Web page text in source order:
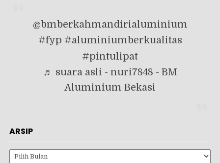
@bmberkahmandirialuminium
#fyp #aluminiumberkualitas
#pintulipat
♬ suara asli - nuri7848 - BM
Aluminium Bekasi
ARSIP
Arsip